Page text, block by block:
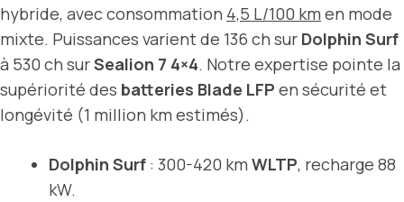
hybride, avec consommation 4,5 L/100 km en mode
mixte. Puissances varient de 136 ch sur Dolphin Surf
à 530 ch surSealion 7 4×4. Notre expertise pointe la
supériorité des batteries Blade LFP en sécurité et
longévité (1 million km estimés).
Dolphin Surf : 300-420 km WLTP, recharge 88
kW.